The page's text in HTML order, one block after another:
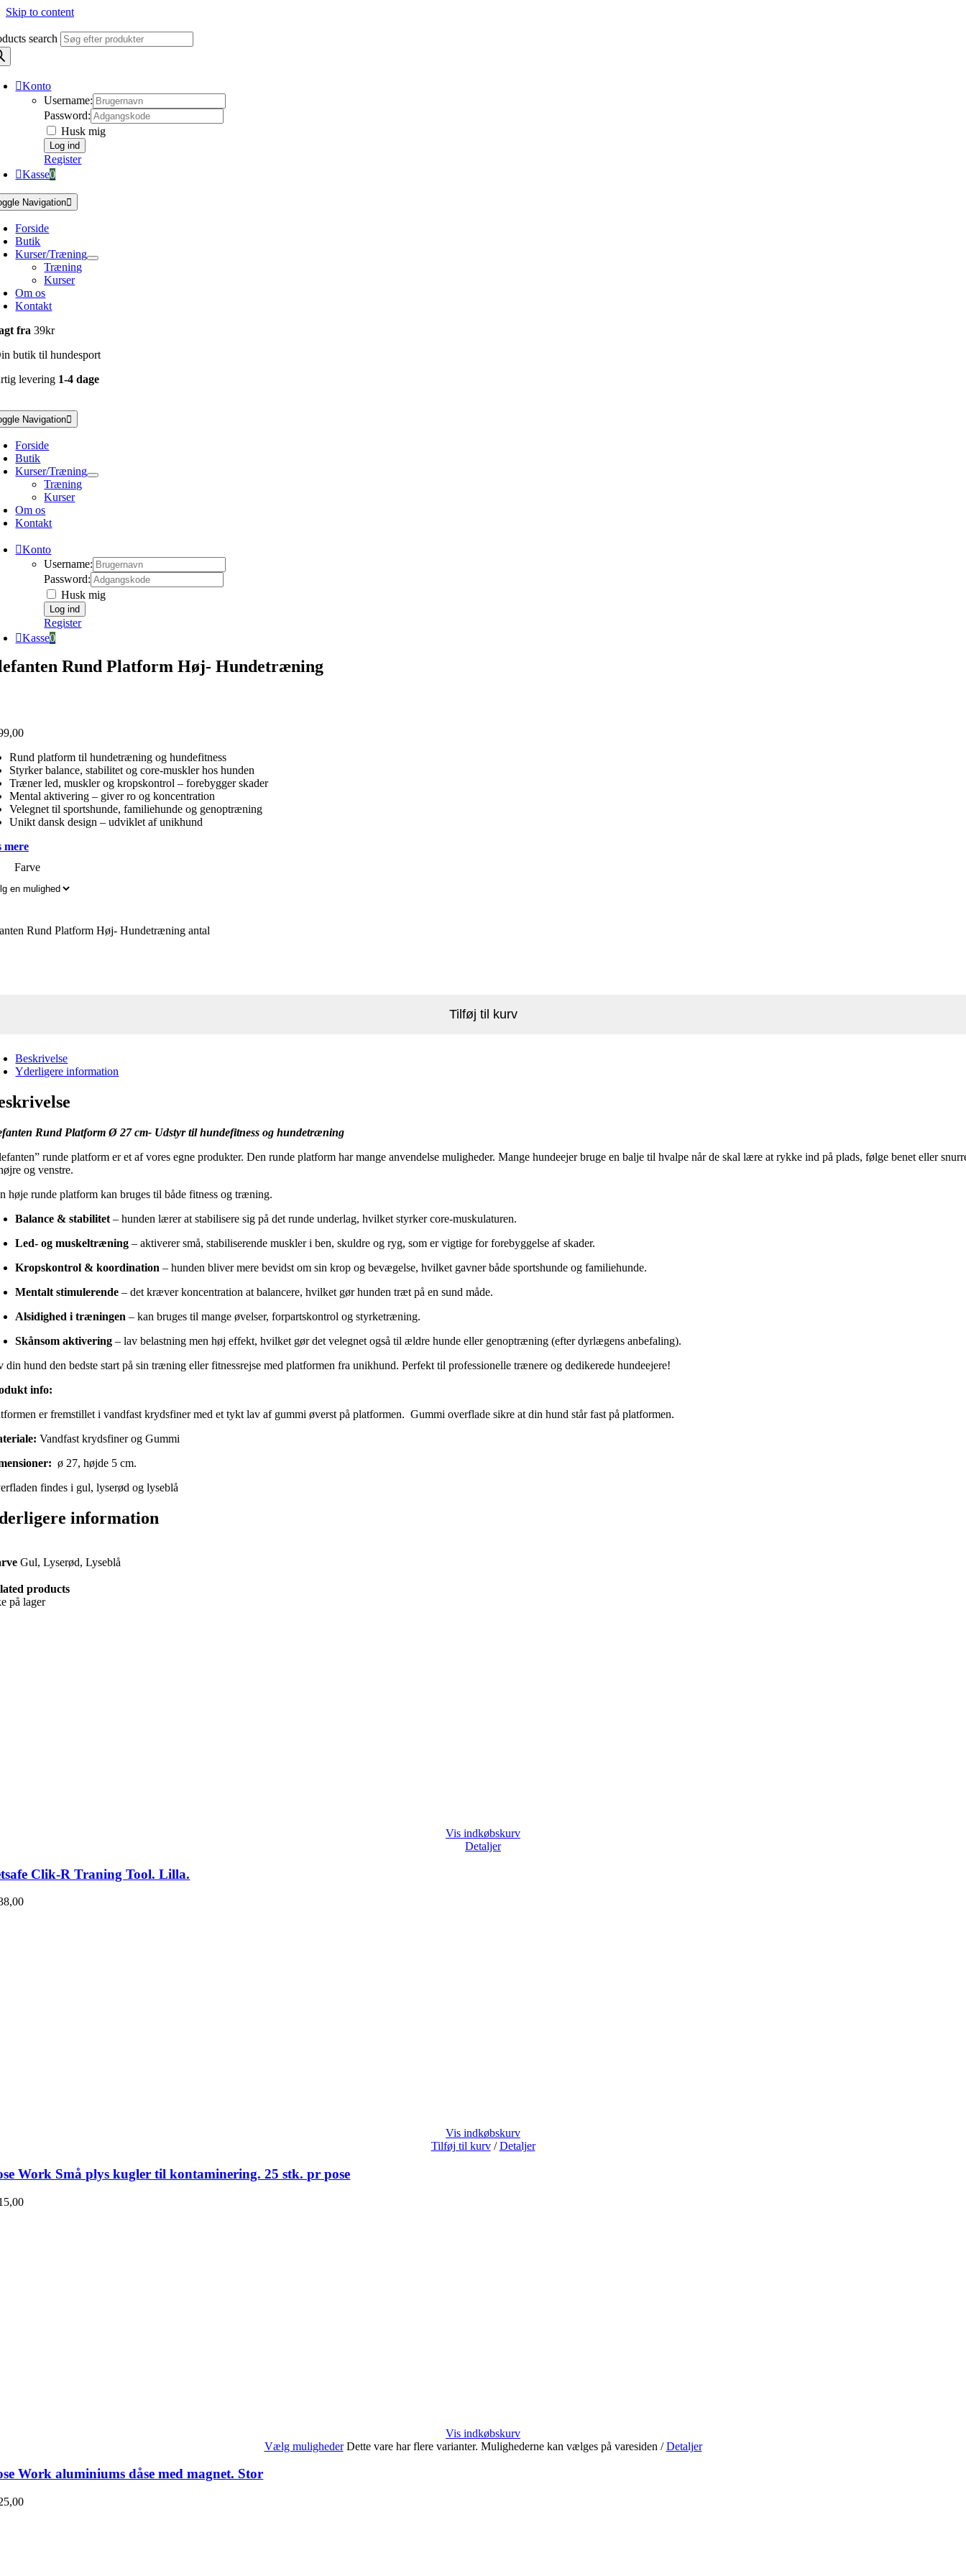
Skip to content
search
Konto
Username:
Password:
Husk mig
Register
Kasse0
Navigation
Forside
Butik
Kurser/Træning
Træning
Kurser
Om os
Kontakt
fra39kr
butik til hundesport
levering 1-4 dage
Navigation
Forside
Butik
Kurser/Træning
Træning
Kurser
Om os
Kontakt
Konto
Username:
Password:
Husk mig
Register
Kasse0
Rund Platform Høj- Hundetræning
Rund platform til hundetræning og hundefitness
Styrker balance, stabilitet og core-muskler hos hunden
Træner led, muskler og kropskontrol – forebygger skader
Mental aktivering – giver ro og koncentration
Velegnet til sportshunde, familiehunde og genoptræning
Unikt dansk design – udviklet af unikhund
mere
Farve
Rund Platform Høj- Hundetræning antal
Tilføj til kurv
Beskrivelse
Yderligere information
Rund Platform Ø 27 cm- Udstyr til hundefitness og hundetræning
runde platform er et af vores egne produkter. Den runde platform har mange anvendelse muligheder. Mange hundeejer bruge en balje til hvalpe når de skal lære at rykke ind på plads, følge benet eller
og venstre.
høje runde platform kan bruges til både fitness og træning.
Balance & stabilitet – hunden lærer at stabilisere sig på det runde underlag, hvilket styrker core-muskulaturen.
Led- og muskeltræning – aktiverer små, stabiliserende muskler i ben, skuldre og ryg, som er vigtige for forebyggelse af skader.
Kropskontrol & koordination – hunden bliver mere bevidst om sin krop og bevægelse, hvilket gavner både sportshunde og familiehunde.
Mentalt stimulerende – det kræver koncentration at balancere, hvilket gør hunden træt på en sund måde.
Alsidighed i træningen – kan bruges til mange øvelser, forpartskontrol og styrketræning.
Skånsom aktivering – lav belastning men høj effekt, hvilket gør det velegnet også til ældre hunde eller genoptræning (efter dyrlægens anbefaling).
din hund den bedste start på sin træning eller fitnessrejse med platformen fra unikhund. Perfekt til professionelle trænere og dedikerede hundeejere!
info:
er fremstillet i vandfast krydsfiner med et tykt lav af gummi øverst på platformen. Gummi overflade sikre at din hund står fast på platformen.
Vandfast krydsfiner og Gummi
ø 27, højde 5 cm.
findes i gul, lyserød og lyseblå
information
Gul, Lyserød, Lyseblå
products
på lager
Vis indkøbskurv
Detaljer
Clik-R Traning Tool. Lilla.
Vis indkøbskurv
Tilføj til kurv / Detaljer
Work Små plys kugler til kontaminering. 25 stk. pr pose
Vis indkøbskurv
Vælg muligheder Dette vare har flere varianter. Mulighederne kan vælges på varesiden / Detaljer
Work aluminiums dåse med magnet. Stor